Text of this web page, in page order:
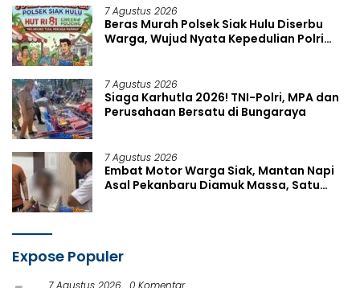
7 Agustus 2026
Beras Murah Polsek Siak Hulu Diserbu
Warga, Wujud Nyata Kepedulian Polri
7 Agustus 2026
Siaga Karhutla 2026! TNI-Polri, MPA dan
Perusahaan Bersatu di Bungaraya
7 Agustus 2026
Embat Motor Warga Siak, Mantan Napi
Asal Pekanbaru Diamuk Massa, Satu
Expose Populer